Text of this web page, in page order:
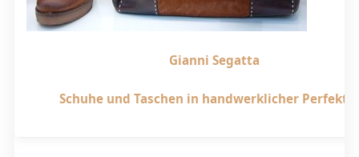
Gianni Segatta
Schuhe und Taschen in handwerklicher